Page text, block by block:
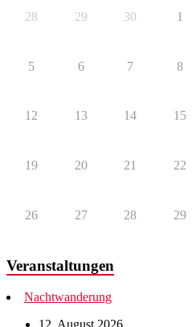
28 29 30 1
5 6 7 8
12 13 14 15
19 20 21 22
26 27 28 29
Veranstaltungen
Nachtwanderung
12. August 2026